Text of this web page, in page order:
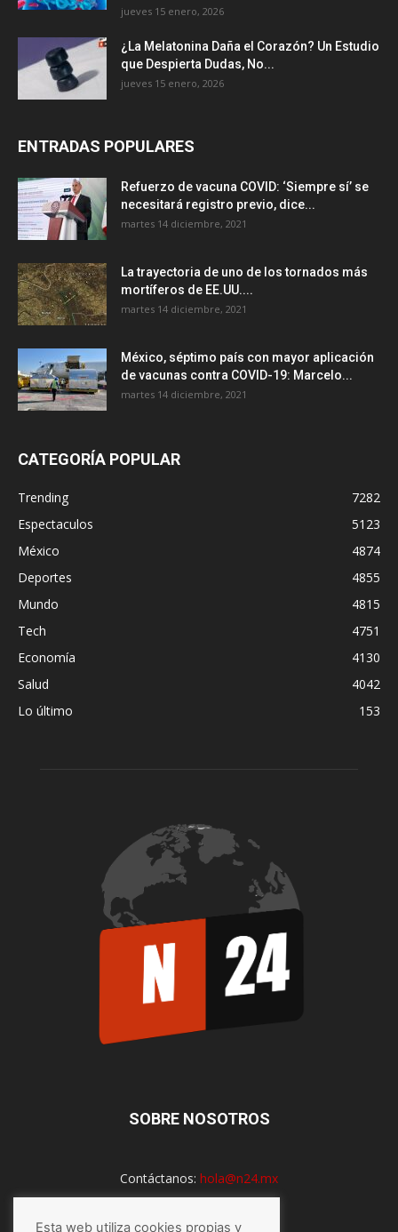
jueves 15 enero, 2026
¿La Melatonina Daña el Corazón? Un Estudio
que Despierta Dudas, No...
jueves 15 enero, 2026
ENTRADAS POPULARES
Refuerzo de vacuna COVID: ‘Siempre sí’ se
necesitará registro previo, dice...
martes 14 diciembre, 2021
La trayectoria de uno de los tornados más
mortíferos de EE.UU....
martes 14 diciembre, 2021
México, séptimo país con mayor aplicación
de vacunas contra COVID-19: Marcelo...
martes 14 diciembre, 2021
CATEGORÍA POPULAR
Trending
7282
Espectaculos
5123
México
4874
Deportes
4855
Mundo
4815
Tech
4751
Economía
4130
Salud
4042
Lo último
153
SOBRE NOSOTROS
Contáctanos: hola@n24.mx
Esta web utiliza cookies propias y